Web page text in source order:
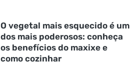
O vegetal mais esquecido é um
dos mais poderosos: conheça
os benefícios do maxixe e
como cozinhar